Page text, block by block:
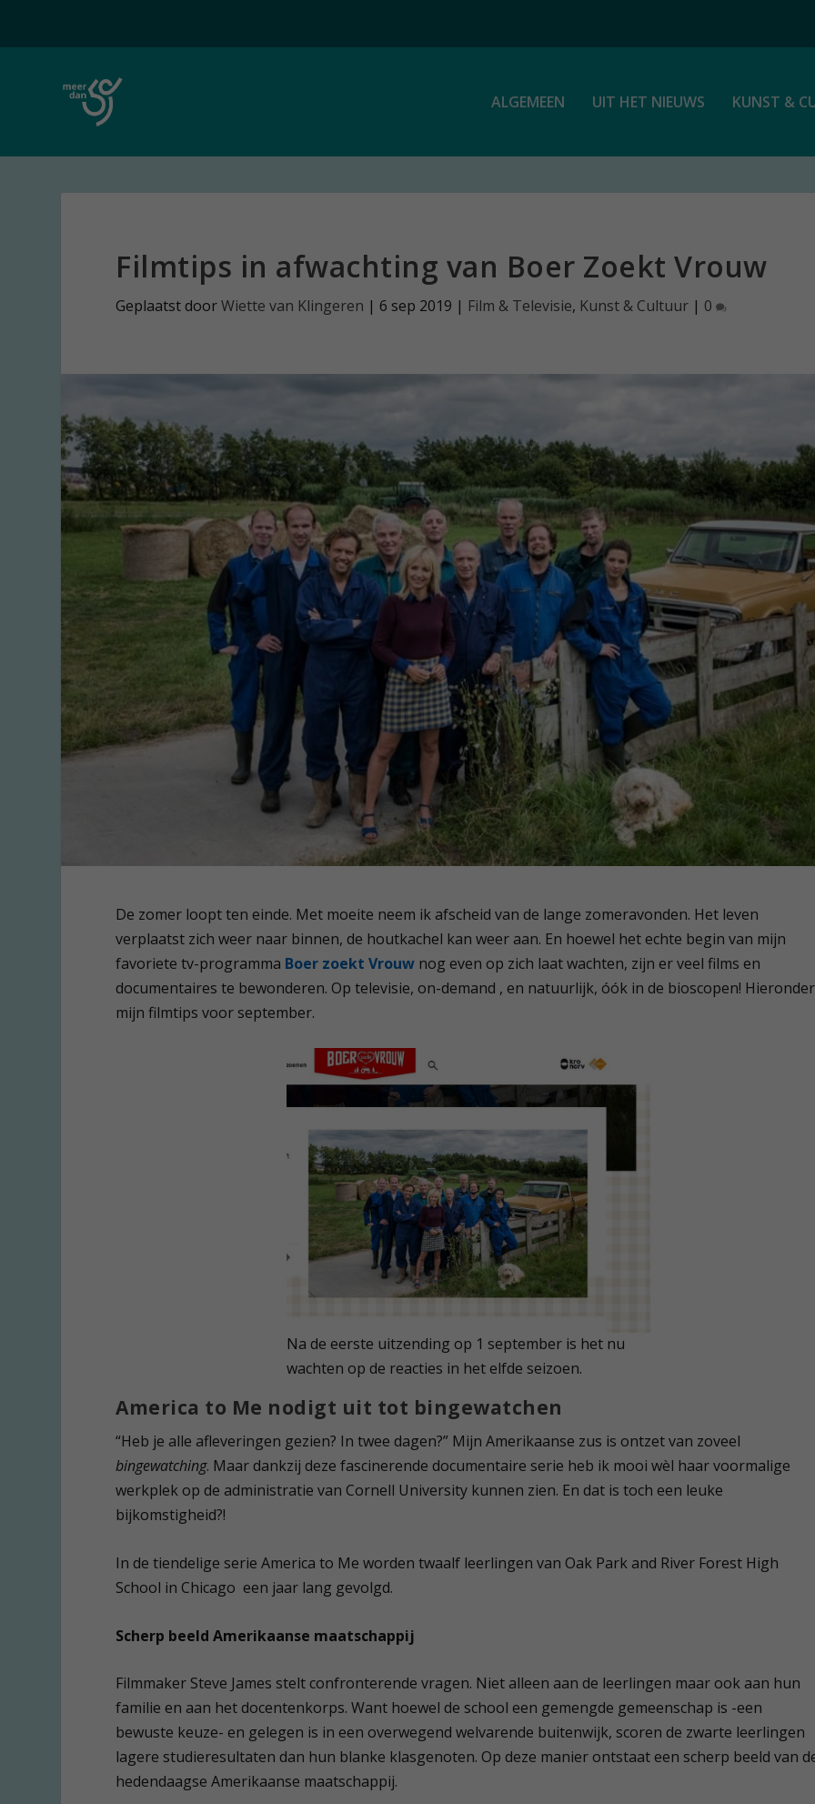
ALGEMEEN UIT HET NIEUWS KUNST &
Filmtips in afwachting van Boer Zoekt Vrouw
Geplaatst doorWiette van Klingeren | 6 sep 2019 | Film & Televisie, Kunst & Cultuur | 0
De zomer loopt ten einde. Met moeite neem ik afscheid van de lange zomeravonden. Het leven
verplaatst zich weer naar binnen, de houtkachel kan weer aan. En hoewel het echte begin van mijn
favoriete tv-programma Boer zoekt Vrouw nog even op zich laat wachten, zijn er veel films en
documentaires te bewonderen. Op televisie, on-demand , en natuurlijk, óók in de bioscopen! Hieronder
mijn filmtips voor september.
Na de eerste uitzending op 1 september is het nu
wachten op de reacties in het elfde seizoen.
America to Me nodigt uit tot bingewatchen
“Heb je alle afleveringen gezien? In twee dagen?” Mijn Amerikaanse zus is ontzet van zoveel
bingewatching. Maar dankzij deze fascinerende documentaire serie heb ik mooi wèl haar voormalige
werkplek op de administratie van Cornell University kunnen zien. En dat is toch een leuke
bijkomstigheid?!
In de tiendelige serie America to Me worden twaalf leerlingen van Oak Park and River Forest High
School in Chicago een jaar lang gevolgd.
Scherp beeld Amerikaanse maatschappij
Filmmaker Steve James stelt confronterende vragen. Niet alleen aan de leerlingen maar ook aan hun
familie en aan het docentenkorps. Want hoewel de school een gemengde gemeenschap is -een
bewuste keuze- en gelegen is in een overwegend welvarende buitenwijk, scoren de zwarte leerlingen
lagere studieresultaten dan hun blanke klasgenoten. Op deze manier ontstaat een scherp beeld van
hedendaagse Amerikaanse maatschappij.